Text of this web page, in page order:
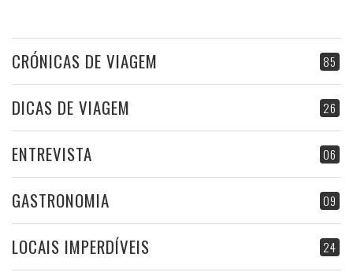
85
CRÓNICAS DE VIAGEM
26
DICAS DE VIAGEM
06
ENTREVISTA
09
GASTRONOMIA
24
LOCAIS IMPERDÍVEIS